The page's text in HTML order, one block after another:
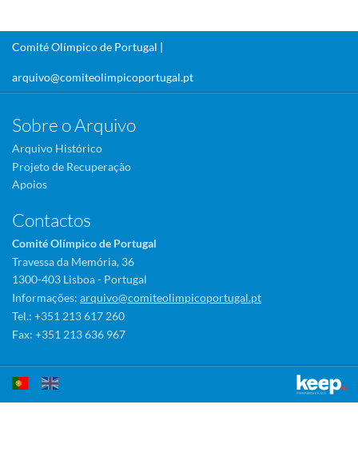
Comité Olímpico de Portugal |
arquivo@comiteolimpicoportugal.pt
Sobre o Arquivo
Arquivo Histórico
Projeto de Recuperação
Apoios
Contactos
Comité Olímpico de Portugal
Travessa da Memória, 36
1300-403 Lisboa - Portugal
Informações: arquivo@comiteolimpicoportugal.pt
Tel.: +351 213 617 260
Fax: +351 213 636 967